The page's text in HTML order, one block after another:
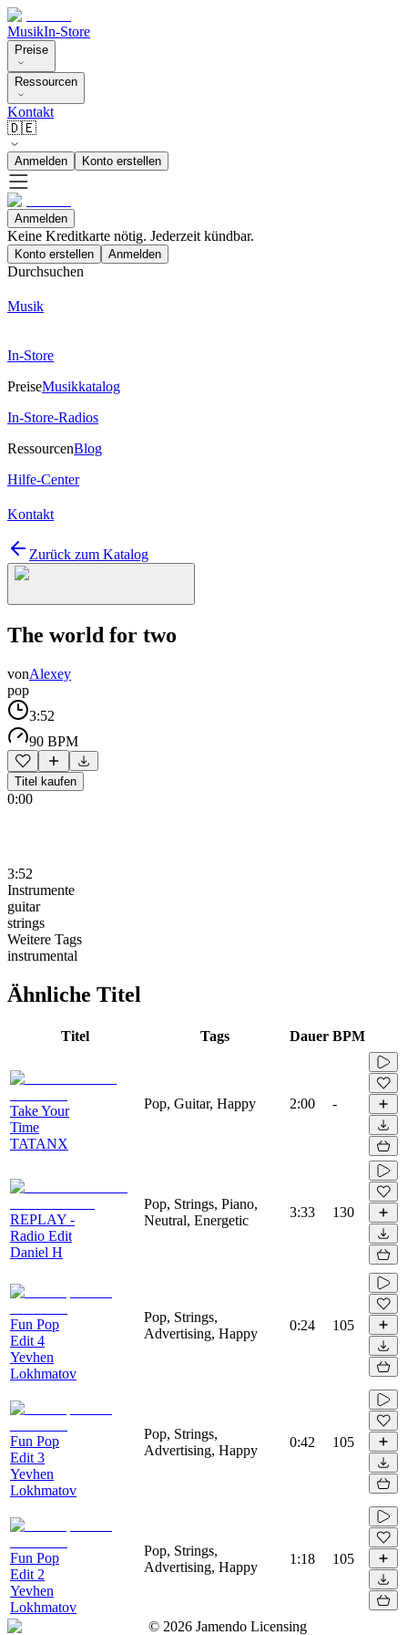
MusikIn-Store
Preise
Ressourcen
Kontakt
🇩🇪
Anmelden Konto erstellen
Anmelden
Keine Kreditkarte nötig. Jederzeit kündbar.
Konto erstellen Anmelden
Durchsuchen
Musik
In-Store
PreiseMusikkatalog
In-Store-Radios
RessourcenBlog
Hilfe-Center
Kontakt
Zurück zum Katalog
The world for two
vonAlexey
pop
3:52
90 BPM
Titel kaufen
0:00
3:52
Instrumente
guitar
strings
Weitere Tags
instrumental
Ähnliche Titel
Titel Tags Dauer BPM
Take Your
Time
TATANX
Pop, Guitar, Happy 2:00 -
REPLAY -
Radio Edit
Daniel H
Pop, Strings, Piano,
Neutral, Energetic
3:33 130
Fun Pop
Edit 4
Yevhen
Lokhmatov
Pop, Strings,
Advertising, Happy
0:24 105
Fun Pop
Edit 3
Yevhen
Lokhmatov
Pop, Strings,
Advertising, Happy
0:42 105
Fun Pop
Edit 2
Yevhen
Lokhmatov
Pop, Strings,
Advertising, Happy
1:18 105
© 2026 Jamendo Licensing